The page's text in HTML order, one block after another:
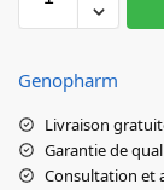
Genopharm
Livraison
Garantie de
Consultation et